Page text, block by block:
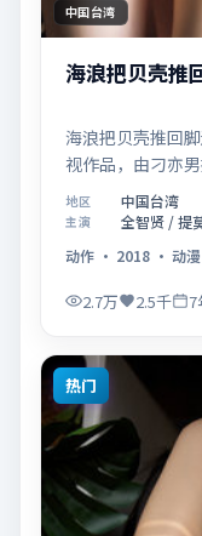
中国台湾
海浪把贝壳推
海浪把贝壳推回
视作品，由刁亦
子怡等联合主演
片围绕「爱的迟
配乐与场面调度
解读的细节空间
地区 中国台湾
主演
全智贤 / 提
动作 · 2018 · 动漫
2.7万 2.5千 7
热门